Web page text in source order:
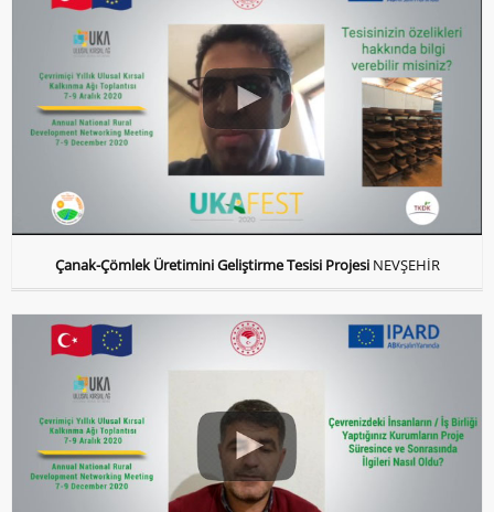
Çanak-Çömlek Üretimini Geliştirme Tesisi Projesi NEVŞEHİR